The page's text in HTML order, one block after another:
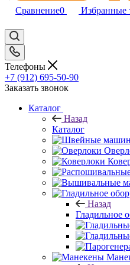
Сравнение0 Избранные
Телефоны
+7 (912) 695-50-90
Заказать звонок
Каталог
Назад
Каталог
Назад
Гладильное